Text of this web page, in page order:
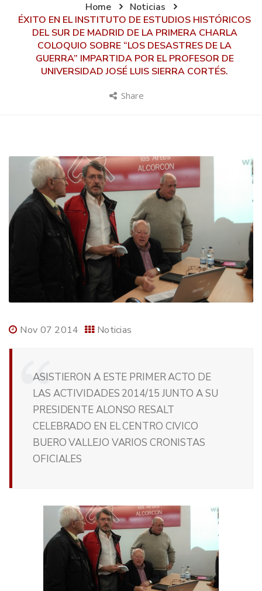
Home
Noticias
ÉXITO EN EL INSTITUTO DE ESTUDIOS HISTÓRICOS
DEL SUR DE MADRID DE LA PRIMERA CHARLA
COLOQUIO SOBRE “LOS DESASTRES DE LA
GUERRA” IMPARTIDA POR EL PROFESOR DE
UNIVERSIDAD JOSÉ LUIS SIERRA CORTÉS.
Share
Nov 07 2014 Noticias
ASISTIERON A ESTE PRIMER ACTO DE
LAS ACTIVIDADES 2014/15 JUNTO A SU
PRESIDENTE ALONSO RESALT
CELEBRADO EN EL CENTRO CIVICO
BUERO VALLEJO VARIOS CRONISTAS
OFICIALES